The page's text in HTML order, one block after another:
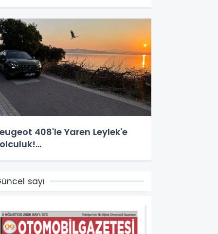
408'le Yaren Leylek'e
sayı